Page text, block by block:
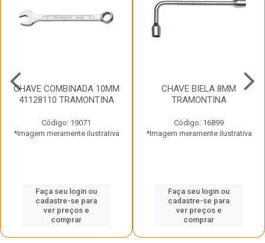
CHAVE COMBINADA 10MM
41128110 TRAMONTINA
Código: 19071
*Imagem meramente ilustrativa
Faça seu login ou
cadastre-se para
ver preços e
comprar
CHAVE BIELA 8MM
TRAMONTINA
Código: 16899
*Imagem meramente ilustrativa
Faça seu login ou
cadastre-se para
ver preços e
comprar